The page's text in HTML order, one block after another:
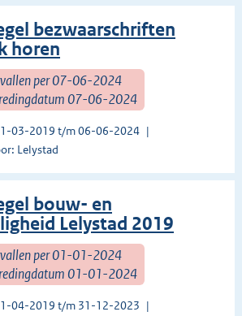
bezwaarschriften
horen
per 07-06-2024
07-06-2024
03-2019 t/m 06-06-2024
Lelystad
bouw- en
Lelystad 2019
per 01-01-2024
01-01-2024
04-2019 t/m 31-12-2023